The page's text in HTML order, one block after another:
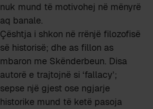
nuk mund të motivohej në mënyrë
aq banale.
Çështja i shkon në rrënjë filozofisë
së historisë; dhe as fillon as
mbaron me Skënderbeun. Disa
autorë e trajtojnë si ‘fallacy’;
sepse një gjest ose ngjarje
historike mund të ketë pasoja